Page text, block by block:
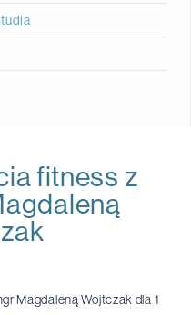
fitness z
Magdaleną Wojtczak dla 1